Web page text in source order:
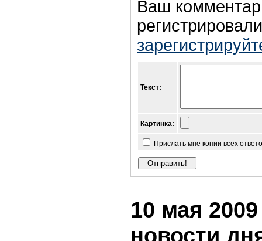
Ваш
Текст:
Картинка:
Прислать мне копии всех
10 мая
новости